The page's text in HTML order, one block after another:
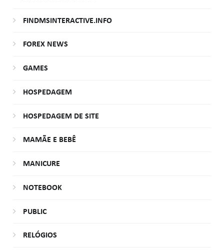
FINDMSINTERACTIVE.INFO
FOREX NEWS
GAMES
HOSPEDAGEM
HOSPEDAGEM DE SITE
MAMÃE E BEBÊ
MANICURE
NOTEBOOK
PUBLIC
RELÓGIOS